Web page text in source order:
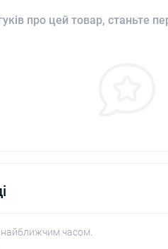
про цей товар, станьте
найближчим часом.